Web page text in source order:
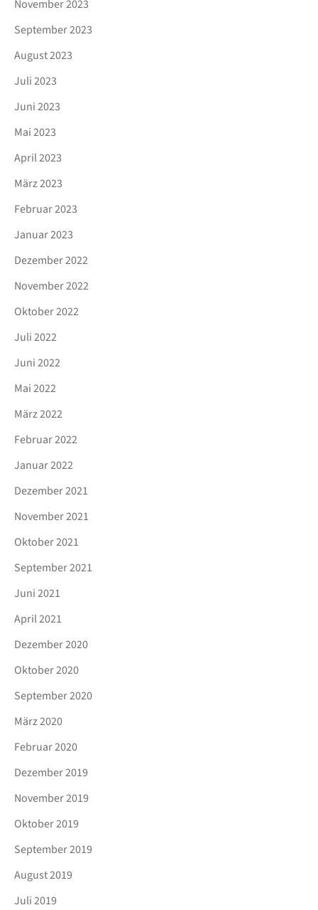
November 2023
September 2023
August 2023
Juli 2023
Juni 2023
Mai 2023
April 2023
März 2023
Februar 2023
Januar 2023
Dezember 2022
November 2022
Oktober 2022
Juli 2022
Juni 2022
Mai 2022
März 2022
Februar 2022
Januar 2022
Dezember 2021
November 2021
Oktober 2021
September 2021
Juni 2021
April 2021
Dezember 2020
Oktober 2020
September 2020
März 2020
Februar 2020
Dezember 2019
November 2019
Oktober 2019
September 2019
August 2019
Juli 2019